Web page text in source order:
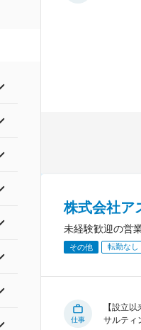
株式会社ア
未経験歓迎の営
その他 転勤なし
仕事
【設立
サルティ